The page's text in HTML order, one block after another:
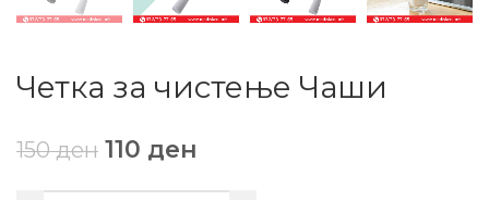
Четка за чистење Чаши
150ден 110 ден